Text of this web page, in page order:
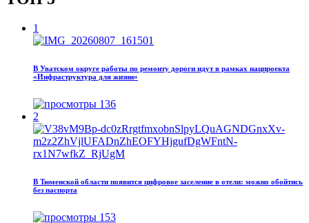
1
В Уватском округе работы по ремонту дороги идут в рамках нацпроекта
«Инфраструктура для жизни»
136
2
В Тюменской области появится цифровое заселение в отели: можно обойтись
без паспорта
153